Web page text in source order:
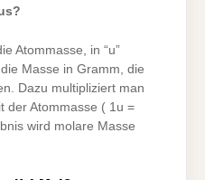
Atommasse, in “u”
Masse in Gramm, die
Dazu multipliziert man
der Atommasse ( 1u =
wird molare Masse